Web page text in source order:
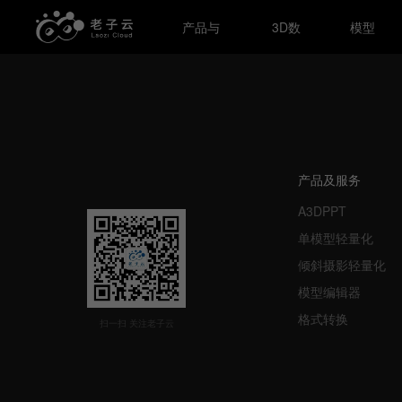
产品与 3D数 模型
扫一扫 关注老子云
产品及服务
A3DPPT
单模型轻量化
倾斜摄影轻量化
模型编辑器
格式转换